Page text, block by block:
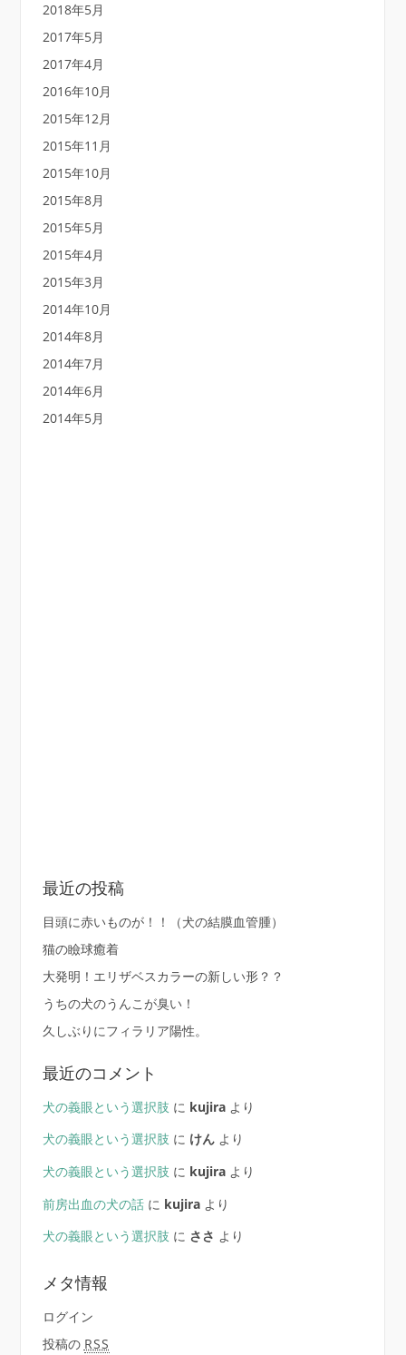
2018年5月
2017年5月
2017年4月
2016年10月
2015年12月
2015年11月
2015年10月
2015年8月
2015年5月
2015年4月
2015年3月
2014年10月
2014年8月
2014年7月
2014年6月
2014年5月
最近の投稿
目頭に赤いものが！！（犬の結膜血管腫）
猫の瞼球癒着
大発明！エリザベスカラーの新しい形？？
うちの犬のうんこが臭い！
久しぶりにフィラリア陽性。
最近のコメント
犬の義眼という選択肢 に kujiraより
犬の義眼という選択肢 に けんより
犬の義眼という選択肢 に kujiraより
前房出血の犬の話に kujiraより
犬の義眼という選択肢 に ささ より
メタ情報
ログイン
投稿の RSS